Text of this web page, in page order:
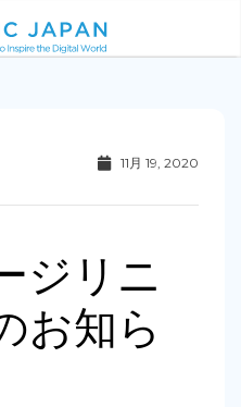
11月 19, 2020
ジリニ
お知ら